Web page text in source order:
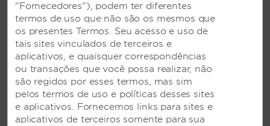
Piscina
Tênis - mesa
Academia universal
Vôlei
Informações e serviços do hotel
"Fornecedores"), podem ter diferentes
termos de uso que não são os mesmos que
os presentes Termos. Seu acesso e uso de
tais sites vinculados de terceiros e
aplicativos, e quaisquer correspondências
ou transações que você possa realizar, não
são regidos por esses termos, mas sim
pelos termos de uso e políticas desses sites
e aplicativos. Fornecemos links para sites e
aplicativos de terceiros somente para sua